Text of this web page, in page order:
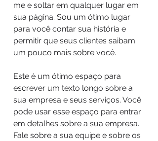
me e soltar em qualquer lugar em
sua página. Sou um ótimo lugar
para você contar sua história e
permitir que seus clientes saibam
um pouco mais sobre você.
Este é um ótimo espaço para
escrever um texto longo sobre a
sua empresa e seus serviços. Você
pode usar esse espaço para entrar
em detalhes sobre a sua empresa.
Fale sobre a sua equipe e sobre os